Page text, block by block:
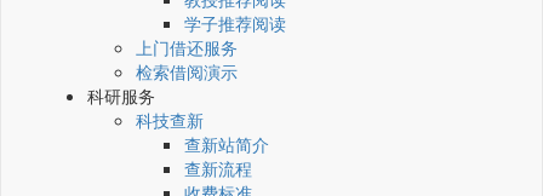
学子推荐阅读
上门借还服务
检索借阅演示
科研服务
科技查新
查新站简介
查新流程